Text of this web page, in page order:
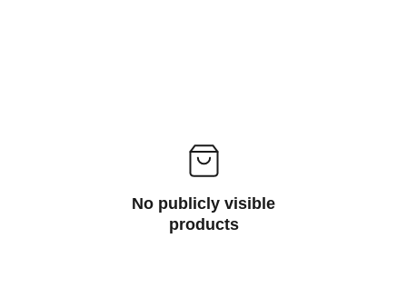
No publicly visible
products